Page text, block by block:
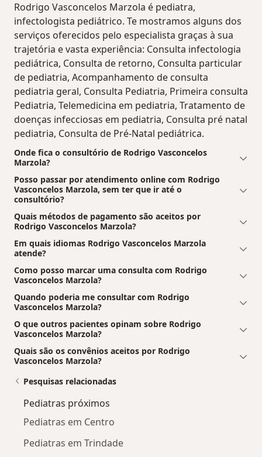
Rodrigo Vasconcelos Marzola é pediatra,
infectologista pediátrico. Te mostramos alguns dos
serviços oferecidos pelo especialista graças à sua
trajetória e vasta experiência: Consulta infectologia
pediátrica, Consulta de retorno, Consulta particular
de pediatria, Acompanhamento de consulta
pediatria geral, Consulta Pediatria, Primeira consulta
Pediatria, Telemedicina em pediatria, Tratamento de
doenças infecciosas em pediatria, Consulta pré natal
pediatria, Consulta de Pré-Natal pediátrica.
Onde fica o consultório de Rodrigo Vasconcelos
Marzola?
Posso passar por atendimento online com Rodrigo
Vasconcelos Marzola, sem ter que ir até o
consultório?
Quais métodos de pagamento são aceitos por
Rodrigo Vasconcelos Marzola?
Em quais idiomas Rodrigo Vasconcelos Marzola
atende?
Como posso marcar uma consulta com Rodrigo
Vasconcelos Marzola?
Quando poderia me consultar com Rodrigo
Vasconcelos Marzola?
O que outros pacientes opinam sobre Rodrigo
Vasconcelos Marzola?
Quais são os convênios aceitos por Rodrigo
Vasconcelos Marzola?
Pesquisas relacionadas
Pediatras próximos
Pediatras em Centro
Pediatras em Trindade